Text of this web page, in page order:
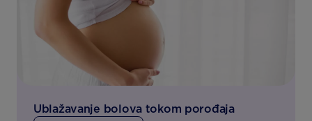
Ublažavanje bolova tokom porođaja